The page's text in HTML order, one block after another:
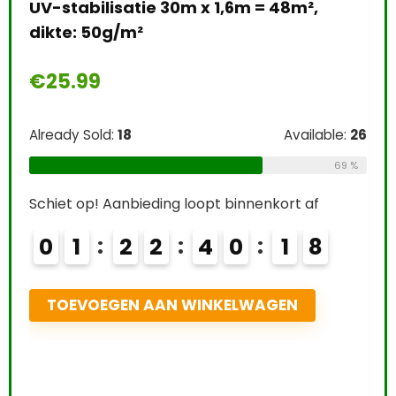
26Easy Life EasyCarbo Plantenmest, 500
€12.24
Already Sold:21 Available:
Schiet op! Aanbieding loopt binnenkort af